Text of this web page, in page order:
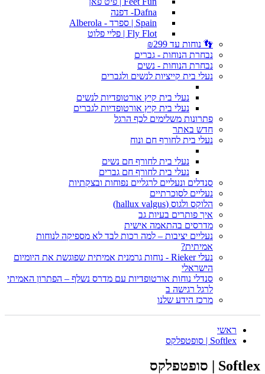
Dafna- דפנה
Spain | ספרד - Alberola
Fly Flot | פליי פלוט
👣 נוחות עד ₪299
נבחרת הנוחות - גברים
נבחרת הנוחות - נשים
נעלי בית קייציות לנשים ולגברים
נעלי בית קיץ אורטופדיות לנשים
נעלי בית קיץ אורטופדיות לגברים
פתרונות משלימים לכף הרגל
חדש באתר
נעלי בית לחורף חם ונוח
נעלי בית לחורף חם נשים
נעלי בית לחורף חם גברים
סנדלים ונעליים לרגליים נפוחות ובצקתיות
נעליים לסוכרתיים
הלוקס ולגוס (hallux valgus)
איך פותרים בעיות גב
מדרסים בהתאמה אישית
נעליים יציבות – למה רכות לבד לא מספיקה לנוחות
אמיתית?
נעלי Rieker - נוחות גרמנית אמיתית שפוגשת את היומיום
הישראלי
סנדלי נוחות אורטופדיות עם מדרס נשלף – הפתרון האמיתי
לרגל רגישה ב
מרכז הידע שלנו
ראשי
Softlex | סופטפלקס
Softlex | סופטפלקס